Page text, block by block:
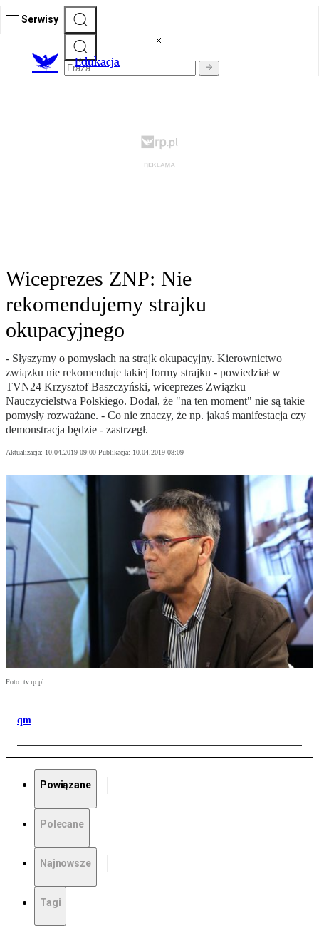
Serwisy
Edukacja
Wiceprezes ZNP: Nie
rekomendujemy strajku
okupacyjnego
- Słyszymy o pomysłach na strajk okupacyjny. Kierownictwo
związku nie rekomenduje takiej formy strajku - powiedział w
TVN24 Krzysztof Baszczyński, wiceprezes Związku
Nauczycielstwa Polskiego. Dodał, że "na ten moment" nie są takie
pomysły rozważane. - Co nie znaczy, że np. jakaś manifestacja czy
demonstracja będzie - zastrzegł.
Aktualizacja: 10.04.2019 09:00 Publikacja: 10.04.2019 08:09
Foto: tv.rp.pl
qm
Powiązane
Polecane
Najnowsze
Tagi